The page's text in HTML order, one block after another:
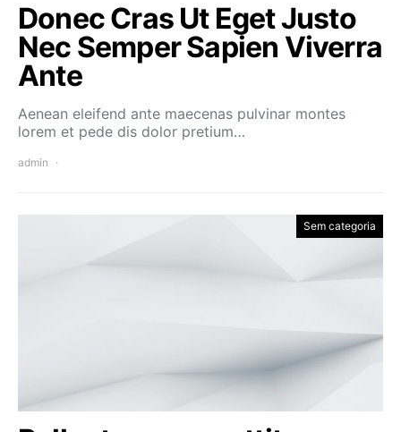
Donec Cras Ut Eget Justo
Nec Semper Sapien Viverra
Ante
Aenean eleifend ante maecenas pulvinar montes
lorem et pede dis dolor pretium…
admin
Sem categoria